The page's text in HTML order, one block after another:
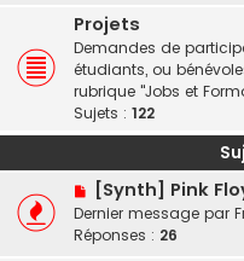
Projets
Demandes de
étudiants, ou
rubrique "Jobs et
Sujets : 122
[Synth] Pink
Dernier message par
Réponses : 26